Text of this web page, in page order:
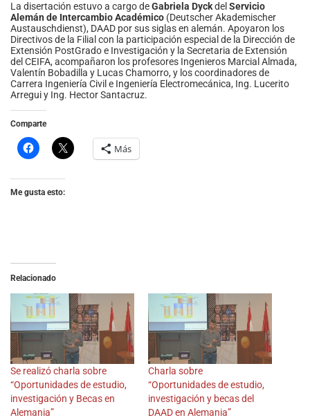
La disertación estuvo a cargo deGabriela Dyckdel Servicio
Alemán de Intercambio Académico (Deutscher Akademischer
Austauschdienst), DAAD por sus siglas en alemán. Apoyaron los
Directivos de la Filial con la participación especial de la Dirección de
Extensión PostGrado e Investigación y la Secretaria de Extensión
del CEIFA, acompañaron los profesores Ingenieros Marcial Almada,
Valentín Bobadilla y Lucas Chamorro, y los coordinadores de
Carrera Ingeniería Civil e Ingeniería Electromecánica, Ing. Lucerito
Arregui y Ing. Hector Santacruz.
Comparte
Más
Me gusta esto:
Relacionado
Se realizó charla sobre
“Oportunidades de estudio,
investigación y Becas en
Alemania”
Charla sobre
“Oportunidades de estudio,
investigación y becas del
DAAD en Alemania”